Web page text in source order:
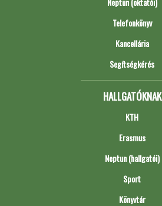
Telefonkönyv
Kancellária
Segítségkérés
HALLGATÓKNAK
KTH
Erasmus
Neptun (hallgatói)
Sport
Könyvtár